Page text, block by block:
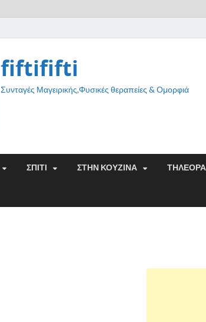
fiftififti
Συνταγές Μαγειρικής,Φυσικές θεραπείες & Ομορφιά
ΣΠΙΤΙ ΣΤΗΝ ΚΟΥΖΙΝΑ